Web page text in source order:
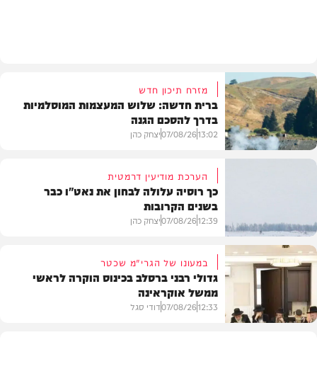
מזרח תיכון חדש
ברית חדשה: שלוש המעצמות המוסלמיות
בדרך להסכם הגנה
13:02
07/08/26יצחק כהן
הערכת מודיעין דרמטית
כך רוסיה עלולה לבחון את נאט"ו כבר
בשנים הקרובות
12:39
07/08/26יצחק כהן
במעונו של הגרי"מ שכטר
גדולי רבני ברסלב בכינוס הוקרה לראשי
ממשל אוקראינה
12:33
07/08/26דודי סגל